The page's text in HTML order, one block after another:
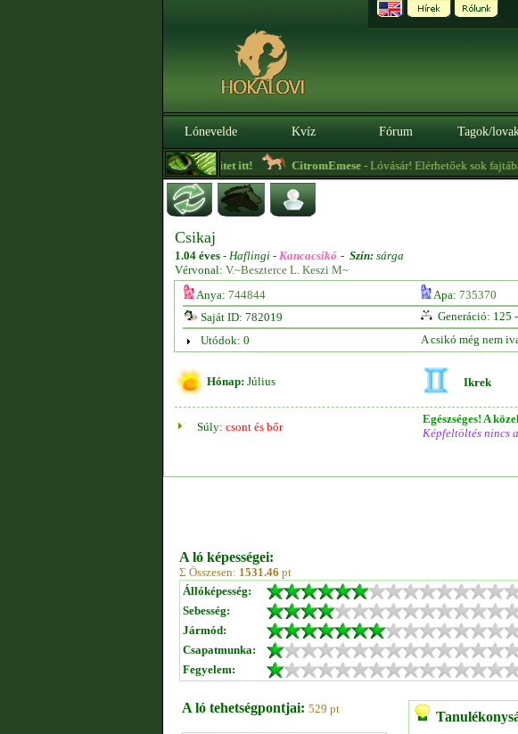
Lónevelde Kvíz Fórum Tagok/
Szerezz kreditet itt! CitromEmese- Lóvásár! Elérhetőek sok
Csikaj
1.04 éves - Haflingi - Kancacsikó - Szín: sárga
Vérvonal: V.~Beszterce L. Keszi M~
Anya: 744844 Apa: 735370
Saját ID: 782019
Generáció: 125 -
Utódok: 0
A csikó még nem
Hónap: Július Ikrek
Súly: csont és bőr
Egészséges! A
Képfeltöltés nincs
A ló képességei:
Σ Összesen: 1531.46 pt
Állóképesség:
Sebesség:
Jármód:
Csapatmunka:
Fegyelem:
A ló tehetségpontjai: 529 pt